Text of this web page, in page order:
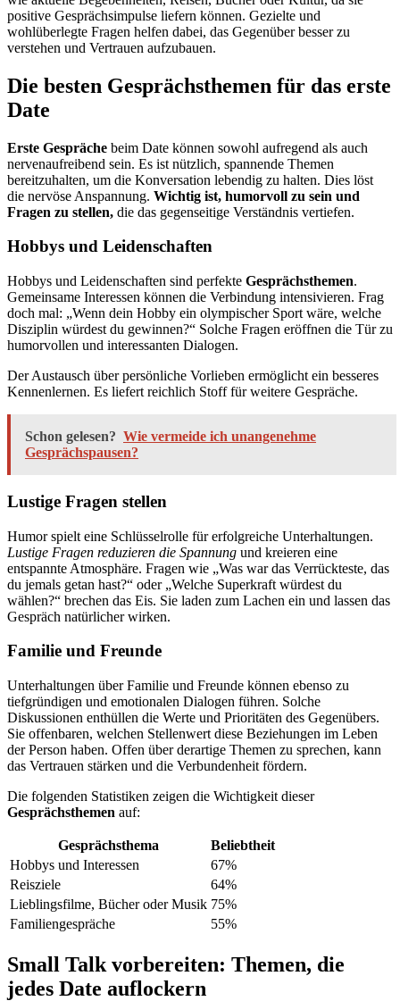
positive Gesprächsimpulse liefern können. Gezielte und
wohlüberlegte Fragen helfen dabei, das Gegenüber besser zu
verstehen und Vertrauen aufzubauen.
Die besten Gesprächsthemen für das erste
Date
Erste Gespräche beim Date können sowohl aufregend als auch
nervenaufreibend sein. Es ist nützlich, spannende Themen
bereitzuhalten, um die Konversation lebendig zu halten. Dies löst
die nervöse Anspannung. Wichtig ist, humorvoll zu sein und
Fragen zu stellen, die das gegenseitige Verständnis vertiefen.
Hobbys und Leidenschaften
Hobbys und Leidenschaften sind perfekte Gesprächsthemen.
Gemeinsame Interessen können die Verbindung intensivieren. Frag
doch mal: „Wenn dein Hobby ein olympischer Sport wäre, welche
Disziplin würdest du gewinnen?“ Solche Fragen eröffnen die Tür zu
humorvollen und interessanten Dialogen.
Der Austausch über persönliche Vorlieben ermöglicht ein besseres
Kennenlernen. Es liefert reichlich Stoff für weitere Gespräche.
Schon gelesen? Wie vermeide ich unangenehme
Gesprächspausen?
Lustige Fragen stellen
Humor spielt eine Schlüsselrolle für erfolgreiche Unterhaltungen.
Lustige Fragen reduzieren die Spannung und kreieren eine
entspannte Atmosphäre. Fragen wie „Was war das Verrückteste, das
du jemals getan hast?“ oder „Welche Superkraft würdest du
wählen?“ brechen das Eis. Sie laden zum Lachen ein und lassen das
Gespräch natürlicher wirken.
Familie und Freunde
Unterhaltungen über Familie und Freunde können ebenso zu
tiefgründigen und emotionalen Dialogen führen. Solche
Diskussionen enthüllen die Werte und Prioritäten des Gegenübers.
Sie offenbaren, welchen Stellenwert diese Beziehungen im Leben
der Person haben. Offen über derartige Themen zu sprechen, kann
das Vertrauen stärken und die Verbundenheit fördern.
Die folgenden Statistiken zeigen die Wichtigkeit dieser
Gesprächsthemen auf:
Gesprächsthema
Beliebtheit
Hobbys und Interessen
67%
Reisziele
64%
Lieblingsfilme, Bücher oder Musik 75%
Familiengespräche
55%
Small Talk vorbereiten: Themen, die
jedes Date auflockern